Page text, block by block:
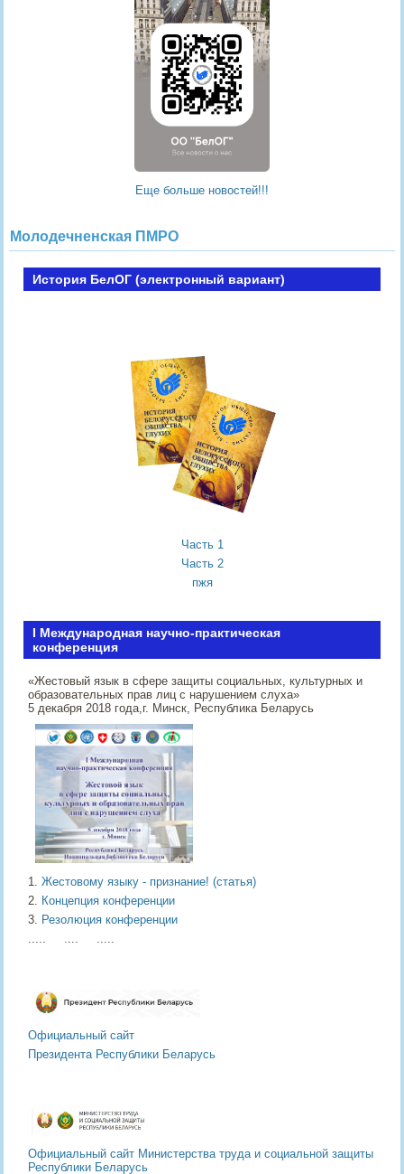
Еще больше новостей!!!
Молодечненская ПМРО
История БелОГ (электронный вариант)
Часть 1
Часть 2
пжя
I Международная научно-практическая
конференция
«Жестовый язык в сфере защиты социальных, культурных и
образовательных прав лиц с нарушением слуха»
5 декабря 2018 года,г. Минск, Республика Беларусь
1.Жестовому языку - признание! (статья)
2. Концепция конференции
3. Резолюция конференции
Официальный сайт
Президента Республики Беларусь
Официальный сайт Министерства труда и социальной защиты
Республики Беларусь